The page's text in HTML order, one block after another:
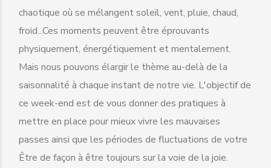
chaotique où se mélangent soleil, vent, pluie, chaud,
froid...Ces moments peuvent être éprouvants
physiquement, énergétiquement et mentalement.
Mais nous pouvons élargir le thème au-delà de la
saisonnalité à chaque instant de notre vie. L'objectif de
ce week-end est de vous donner des pratiques à
mettre en place pour mieux vivre les mauvaises
passes ainsi que les périodes de fluctuations de votre
Être de façon à être toujours sur la voie de la joie.